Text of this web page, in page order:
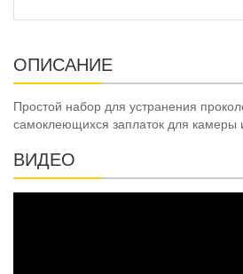
ОПИСАНИЕ
Простой набор для устранения
самоклеющихся заплаток для камеры
ВИДЕО